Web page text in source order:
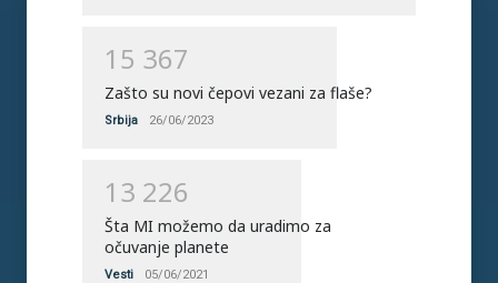
1 5 367
Zašto su novi čepovi vezani za flaše?
Srbija 26/06/2023
1 3 226
Šta MI možemo da uradimo za
očuvanje planete
Vesti 05/06/2021